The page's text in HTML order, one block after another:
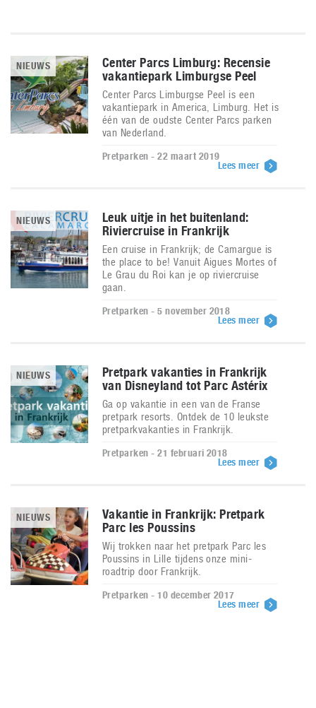
NIEUWS
Center Parcs Limburg: Recensie
vakantiepark Limburgse Peel
Center Parcs Limburgse Peel is een
vakantiepark in America, Limburg. Het is
één van de oudste Center Parcs parken
van Nederland.
Pretparken - 22 maart 2019
Lees meer
NIEUWS
Leuk uitje in het buitenland:
Riviercruise in Frankrijk
Een cruise in Frankrijk; de Camargue is
the place to be! Vanuit Aigues Mortes of
Le Grau du Roi kan je op riviercruise
gaan.
Pretparken - 5 november 2018
Lees meer
NIEUWS
Pretpark vakanties in Frankrijk
van Disneyland tot Parc Astérix
Ga op vakantie in een van de Franse
pretpark resorts. Ontdek de 10 leukste
pretparkvakanties in Frankrijk.
Pretparken - 21 februari 2018
Lees meer
NIEUWS
Vakantie in Frankrijk: Pretpark
Parc les Poussins
Wij trokken naar het pretpark Parc les
Poussins in Lille tijdens onze mini-
roadtrip door Frankrijk.
Pretparken - 10 december 2017
Lees meer